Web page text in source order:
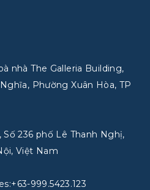
nhà The Galleria Building,
Phường Xuân Hòa, TP
236 phố Lê Thanh Nghị,
Việt Nam
999.5423.123